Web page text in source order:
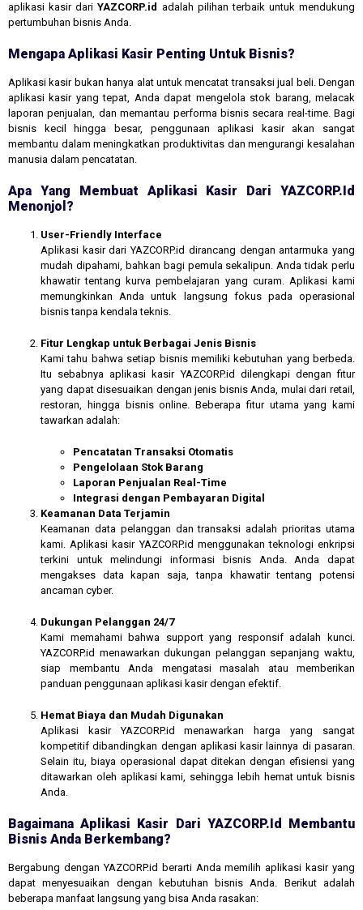
aplikasi kasir dariYAZCORP.id adalah pilihan terbaik untuk mendukung
pertumbuhan bisnis Anda.
Mengapa Aplikasi Kasir Penting Untuk Bisnis?
Aplikasi kasir bukan hanya alat untuk mencatat transaksi jual beli. Dengan
aplikasi kasir yang tepat, Anda dapat mengelola stok barang, melacak
laporan penjualan, dan memantau performa bisnis secara real-time. Bagi
bisnis kecil hingga besar, penggunaan aplikasi kasir akan sangat
membantu dalam meningkatkan produktivitas dan mengurangi kesalahan
manusia dalam pencatatan.
Apa Yang Membuat Aplikasi Kasir Dari YAZCORP.id
Menonjol?
User-Friendly Interface
Aplikasi kasir dari YAZCORP.id dirancang dengan antarmuka yang
mudah dipahami, bahkan bagi pemula sekalipun. Anda tidak perlu
khawatir tentang kurva pembelajaran yang curam. Aplikasi kami
memungkinkan Anda untuk langsung fokus pada operasional
bisnis tanpa kendala teknis.
Fitur Lengkap untuk Berbagai Jenis Bisnis
Kami tahu bahwa setiap bisnis memiliki kebutuhan yang berbeda.
Itu sebabnya aplikasi kasir YAZCORP.id dilengkapi dengan fitur
yang dapat disesuaikan dengan jenis bisnis Anda, mulai dari retail,
restoran, hingga bisnis online. Beberapa fitur utama yang kami
tawarkan adalah:
Pencatatan Transaksi Otomatis
Pengelolaan Stok Barang
Laporan Penjualan Real-Time
Integrasi dengan Pembayaran Digital
Keamanan Data Terjamin
Keamanan data pelanggan dan transaksi adalah prioritas utama
kami. Aplikasi kasir YAZCORP.id menggunakan teknologi enkripsi
terkini untuk melindungi informasi bisnis Anda. Anda dapat
mengakses data kapan saja, tanpa khawatir tentang potensi
ancaman cyber.
Dukungan Pelanggan 24/7
Kami memahami bahwa support yang responsif adalah kunci.
YAZCORP.id menawarkan dukungan pelanggan sepanjang waktu,
siap membantu Anda mengatasi masalah atau memberikan
panduan penggunaan aplikasi kasir dengan efektif.
Hemat Biaya dan Mudah Digunakan
Aplikasi kasir YAZCORP.id menawarkan harga yang sangat
kompetitif dibandingkan dengan aplikasi kasir lainnya di pasaran.
Selain itu, biaya operasional dapat ditekan dengan efisiensi yang
ditawarkan oleh aplikasi kami, sehingga lebih hemat untuk bisnis
Anda.
Bagaimana Aplikasi Kasir Dari YAZCORP.id Membantu
Bisnis Anda Berkembang?
Bergabung dengan YAZCORP.id berarti Anda memilih aplikasi kasir yang
dapat menyesuaikan dengan kebutuhan bisnis Anda. Berikut adalah
beberapa manfaat langsung yang bisa Anda rasakan: